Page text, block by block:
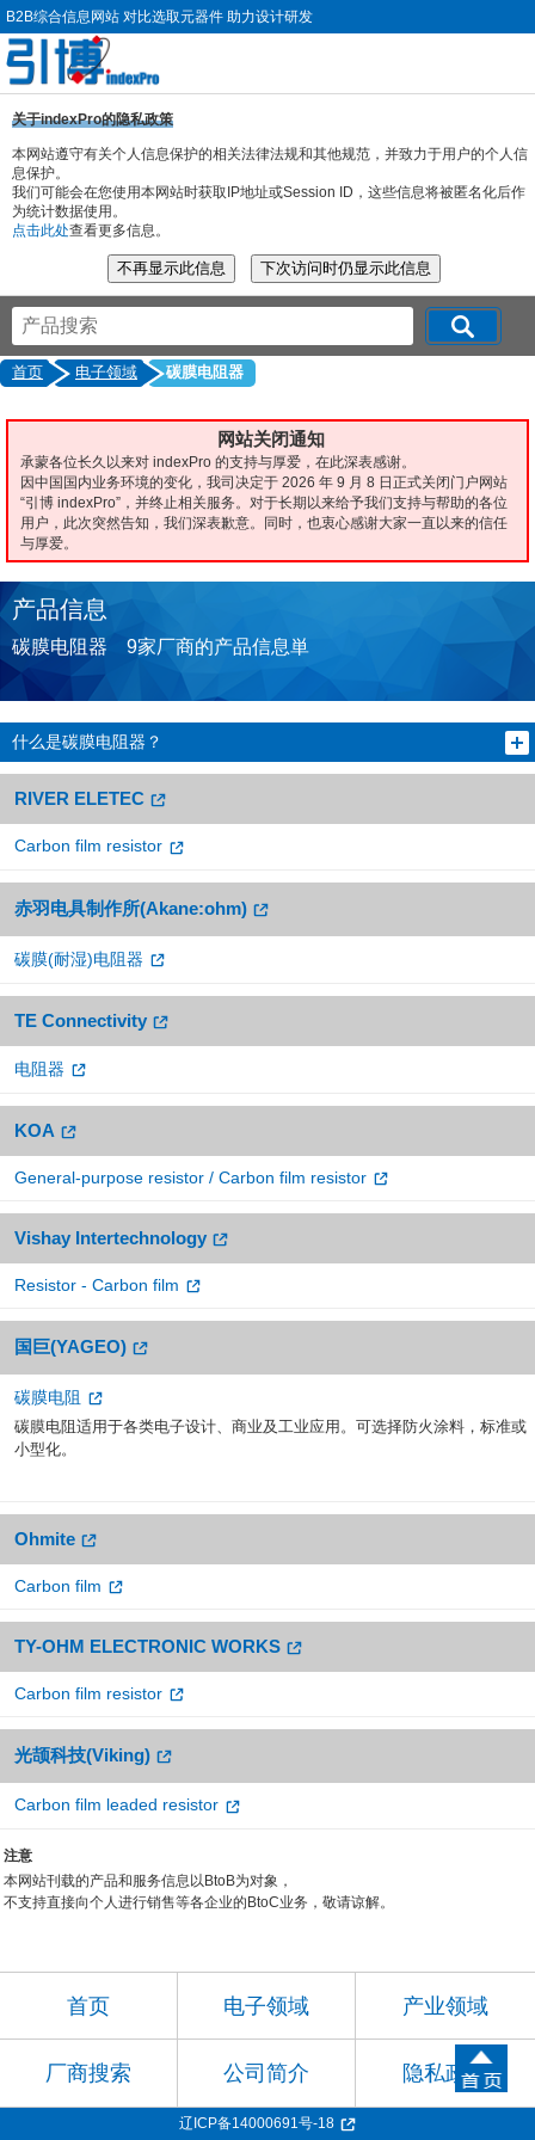
B2B综合信息网站 对比选取元器件 助力设计研发
关于indexPro的隐私政策
本网站遵守有关个人信息保护的相关法律法规和其他规范，并致力于用户的个人信
息保护。
我们可能会在您使用本网站时获取IP地址或Session ID，这些信息将被匿名化后作
为统计数据使用。
点击此处查看更多信息。
首页 电子领域 碳膜电阻器
网站关闭通知
承蒙各位长久以来对 indexPro 的支持与厚爱，在此深表感谢。
因中国国内业务环境的变化，我司决定于 2026 年 9 月 8 日正式关闭门户网站
“引博 indexPro”，并终止相关服务。对于长期以来给予我们支持与帮助的各位
用户，此次突然告知，我们深表歉意。同时，也衷心感谢大家一直以来的信任
与厚爱。
产品信息
碳膜电阻器 9家厂商的产品信息単
什么是碳膜电阻器？
RIVER ELETEC
Carbon film resistor
赤羽电具制作所(Akane:ohm)
碳膜(耐湿)电阻器
TE Connectivity
电阻器
KOA
General-purpose resistor / Carbon film resistor
Vishay Intertechnology
Resistor - Carbon film
国巨(YAGEO)
碳膜电阻
碳膜电阻适用于各类电子设计、商业及工业应用。可选择防火涂料，标准或
小型化。
Ohmite
Carbon film
TY-OHM ELECTRONIC WORKS
Carbon film resistor
光颉科技(Viking)
Carbon film leaded resistor
注意
本网站刊载的产品和服务信息以BtoB为对象，
不支持直接向个人进行销售等各企业的BtoC业务，敬请谅解。
首页 电子领域 产业领域
厂商搜索 公司简介 隐私政策
辽ICP备14000691号-18